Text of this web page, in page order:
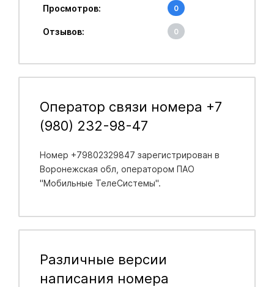
Просмотров: 0
Отзывов: 0
Оператор связи номера +7
(980) 232-98-47
Номер +79802329847 зарегистрирован в
Воронежская обл , оператором ПАО
"Мобильные ТелеСистемы".
Различные версии
написания номера